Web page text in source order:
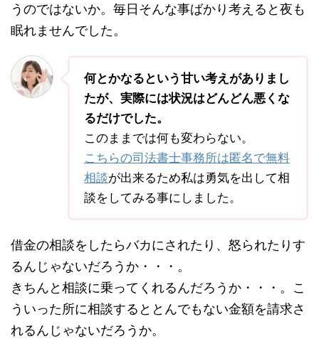
うのではないか。毎日そんな事ばかり考えると夜も
眠れませんでした。
何とかなるという甘い考えがありまし
たが、実際には状況はどんどん悪くな
るだけでした。
このままでは何も変わらない。
こちらの司法書士事務所は匿名で無料
相談が出来るため私は勇気を出して相
談をしてみる事にしました。
借金の相談をしたらバカにされたり、怒られたりす
るんじゃないだろうか・・・。
きちんと相談に乗ってくれるんだろうか・・・。こ
ういった所に相談するととんでもない金額を請求さ
れるんじゃないだろうか。